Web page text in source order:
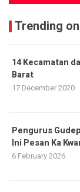
Trending
14 Kecamatan
Barat
17 December 2020
Pengurus
Ini Pesan Ka
6 February 2026